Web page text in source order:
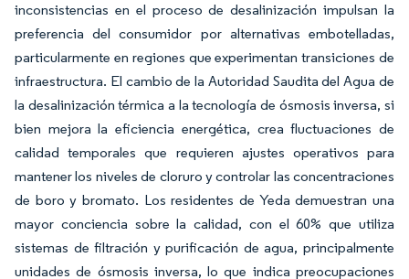
inconsistencias en el proceso de desalinización impulsan la
preferencia del consumidor por alternativas embotelladas,
particularmente en regiones que experimentan transiciones de
infraestructura. El cambio de la Autoridad Saudita del Agua de
la desalinización térmica a la tecnología de ósmosis inversa, si
bien mejora la eficiencia energética, crea fluctuaciones de
calidad temporales que requieren ajustes operativos para
mantener los niveles de cloruro y controlar las concentraciones
de boro y bromato. Los residentes de Yeda demuestran una
mayor conciencia sobre la calidad, con el 60% que utiliza
sistemas de filtración y purificación de agua, principalmente
unidades de ósmosis inversa, lo que indica preocupaciones